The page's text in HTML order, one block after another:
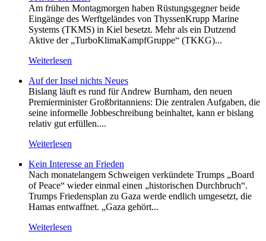
Am frühen Montagmorgen haben Rüstungsgegner beide
Eingänge des Werftgeländes von ThyssenKrupp Marine
Systems (TKMS) in Kiel besetzt. Mehr als ein Dutzend
Aktive der „TurboKlimaKampfGruppe“ (TKKG)...
Weiterlesen
Auf der Insel nichts Neues
Bislang läuft es rund für Andrew Burnham, den neuen
Premierminister Großbritanniens: Die zentralen Aufgaben, die
seine informelle Jobbeschreibung beinhaltet, kann er bislang
relativ gut erfüllen....
Weiterlesen
Kein Inte­resse an Frieden
Nach monatelangem Schweigen verkündete Trumps „Board
of Peace“ wieder einmal einen „historischen Durchbruch“.
Trumps Friedensplan zu Gaza werde endlich umgesetzt, die
Hamas entwaffnet. „Gaza gehört...
Weiterlesen